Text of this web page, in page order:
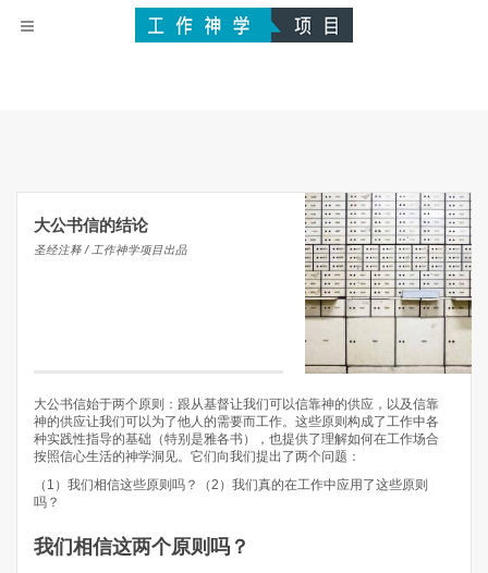
大公书信的结论
圣经注释 / 工作神学项目出品
大公书信始于两个原则：跟从基督让我们可以信靠神的供应，以及信靠
神的供应让我们可以为了他人的需要而工作。这些原则构成了工作中各
种实践性指导的基础（特别是雅各书），也提供了理解如何在工作场合
按照信心生活的神学洞见。它们向我们提出了两个问题：
（1）我们相信这些原则吗？（2）我们真的在工作中应用了这些原则
吗？
我们相信这两个原则吗？